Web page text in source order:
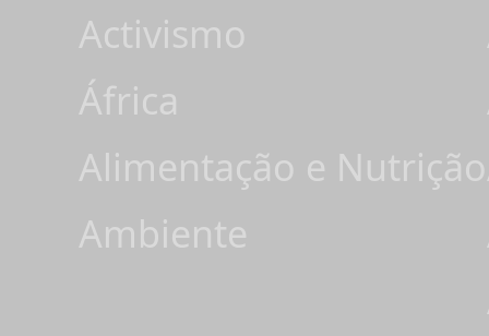
Activismo
África
Alimentação e Nutrição
Ambiente